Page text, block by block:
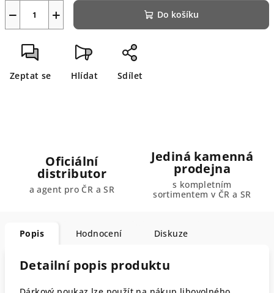
+
− Do košíku
Zeptat se Hlídat Sdílet
Oficiální
distributor
a agent pro ČR a SR
Jediná kamenná
prodejna
s kompletním
sortimentem v ČR a SR
Popis Hodnocení Diskuze
Detailní popis produktu